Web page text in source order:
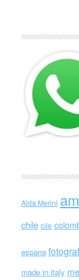
Alda Merini
chile cile
espana
made in italy